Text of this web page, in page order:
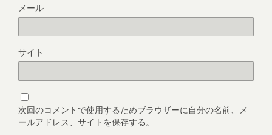
メール
サイト
次回のコメントで使用するためブラウザーに自分の名前、メ
ールアドレス、サイトを保存する。